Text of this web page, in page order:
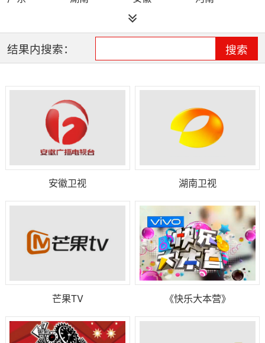
站）
四川
辽宁
山西
海南 陕西
甘肃
贵州
宁夏 山东
云南
广西
内蒙古
结果内搜索： 搜索
安徽卫视 湖南卫视
芒果TV 《快乐大本营》